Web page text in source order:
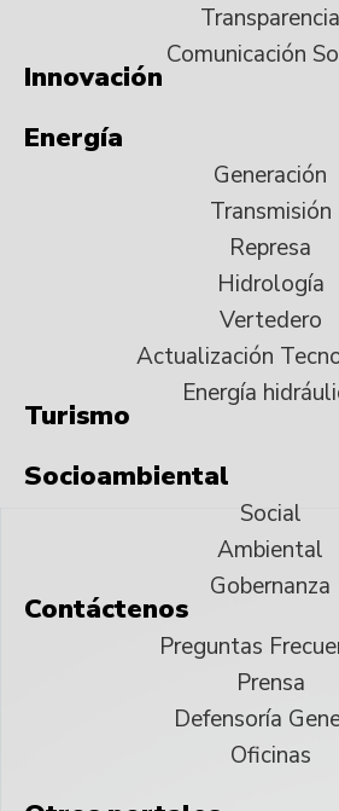
Transparencia
Comunicación
Innovación
Energía
Generación
Transmisión
Represa
Hidrología
Vertedero
Actualización
Energía
Turismo
Socioambiental
Social
Ambiental
Gobernanza
Contáctenos
Preguntas
Prensa
Defensoría
Oficinas